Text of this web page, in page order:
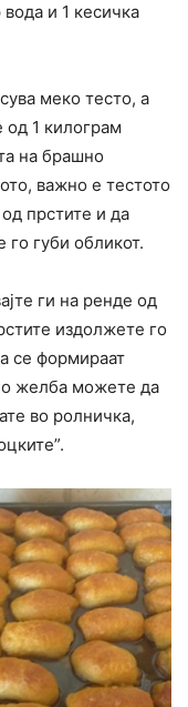
и 1 кесичка
меко тесто, а
1 килограм
на брашно
важно е тестото
прстите и да
губи обликот.
ги на ренде од
издолжете го
се формираат
желба можете да
во ролничка,